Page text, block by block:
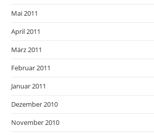
Mai 2011
April 2011
März 2011
Februar 2011
Januar 2011
Dezember 2010
November 2010